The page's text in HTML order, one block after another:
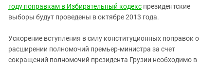
Южная Осетия
Южный Кавказ
ЮФО
году поправкам в Избирательный кодекс президентские
выборы будут проведены в октябре 2013 года.
Ускорение вступления в силу конституционных поправок о
расширении полномочий премьер-министра за счет
сокращений полномочий президента Грузии необходимо в